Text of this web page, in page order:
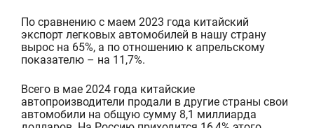
По сравнению с маем 2023 года китайский
экспорт легковых автомобилей в нашу страну
вырос на 65%, а по отношению к апрельскому
показателю – на 11,7%.
Всего в мае 2024 года китайские
автопроизводители продали в другие страны свои
автомобили на общую сумму 8,1 миллиарда